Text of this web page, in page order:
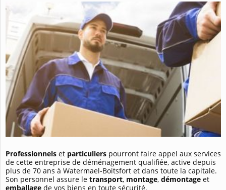
Professionnels et particuliers pourront faire appel aux services
de cette entreprise de déménagement qualifiée, active depuis
plus de 70 ans à Watermael-Boitsfort et dans toute la capitale.
Son personnel assure le transport, montage, démontage et
emballage de vos biens en toute sécurité.